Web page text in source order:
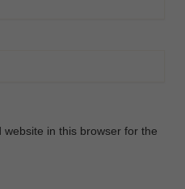
in this browser for the